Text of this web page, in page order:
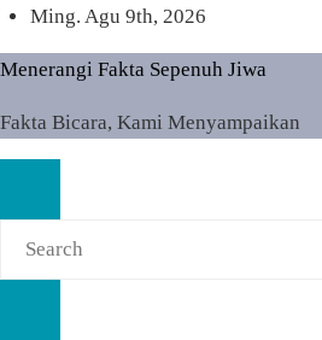
Skip
to
content
Ming. Agu 9th, 2026
Menerangi Fakta Sepenuh Jiwa
Fakta Bicara, Kami Menyampaikan